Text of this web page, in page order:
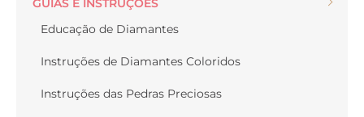
GUIAS E INSTRUÇÕES
Educação de Diamantes
Instruções de Diamantes Coloridos
Instruções das Pedras Preciosas